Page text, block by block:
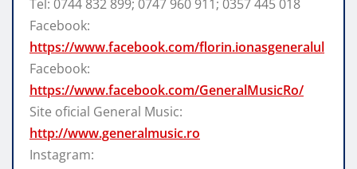
Tel: 0744 832 899; 0747 960 911; 0357 445 018
Facebook:
https://www.facebook.com/florin.ionasgeneralul
Facebook:
https://www.facebook.com/GeneralMusicRo/
Site oficial General Music:
http://www.generalmusic.ro
Instagram: